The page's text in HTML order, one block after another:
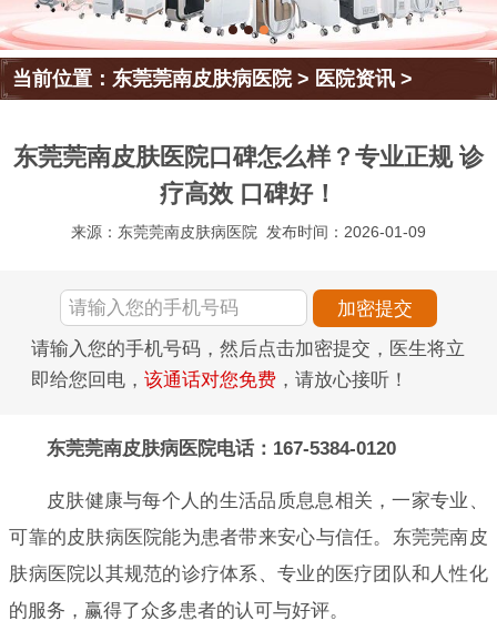
当前位置：东莞莞南皮肤病医院> 医院资讯 >
东莞莞南皮肤医院口碑怎么样？专业正规 诊
疗高效 口碑好！
来源：东莞莞南皮肤病医院 发布时间：2026-01-09
请输入您的手机号码，然后点击加密提交，医生将立
即给您回电， 该通话对您免费 ，请放心接听！
东莞莞南皮肤病医院电话：167-5384-0120
皮肤健康与每个人的生活品质息息相关，一家专业、
可靠的皮肤病医院能为患者带来安心与信任。东莞莞南皮
肤病医院以其规范的诊疗体系、专业的医疗团队和人性化
的服务，赢得了众多患者的认可与好评。